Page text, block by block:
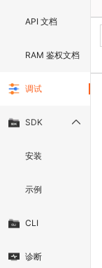
API 文档
RAM 鉴权文档
调试
SDK
安装
示例
CLI
诊断